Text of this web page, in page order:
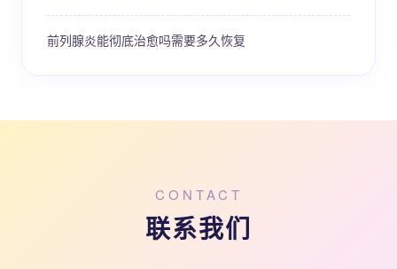
前列腺炎能彻底治愈吗需要多久恢复
CONTACT
联系我们